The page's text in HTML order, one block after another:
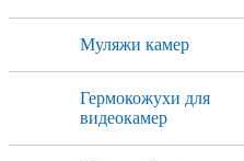
Муляжи камер
Гермокожухи для
видеокамер